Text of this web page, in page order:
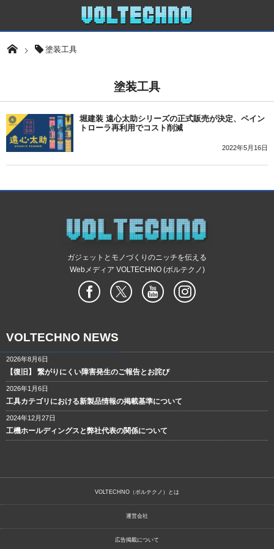
塗装工具
塗装工具
堀建装 遠心太助シリーズの正式販売が決定、ペイン
トローラ再利用でコスト削減
2022年5月16日
ガジェットとモノづくりのニッチを伝える
Webメディア VOLTECHNO (ボルテクノ)
VOLTECHNO NEWS
2026年8月6日
【復旧】 繋がりにくい障害発生のご報告とお詫び
2026年1月6日
工具カテゴリにおける新製品情報の掲載基準について
2024年12月27日
工機ホールディングスと弊社代表の関係について
VOLTECHNO（ボルテクノ）とは
運営会社
広告掲載について